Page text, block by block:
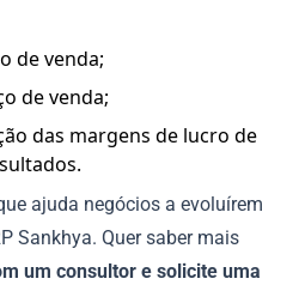
de venda;
de venda;
das margens de lucro de
ajuda negócios a evoluírem
Sankhya. Quer saber mais
um consultor e solicite uma